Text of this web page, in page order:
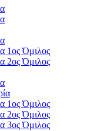
1ος Όμιλος
2ος Όμιλος
1ος Όμιλος
2ος Όμιλος
3ος Όμιλος